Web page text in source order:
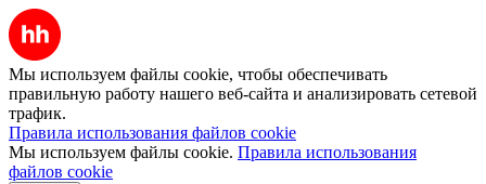
Мы используем файлы cookie, чтобы обеспечивать
правильную работу нашего веб-сайта и анализировать сетевой
трафик.
Правила использования файлов cookie
Мы используем файлы cookie. Правила использования
файлов cookie